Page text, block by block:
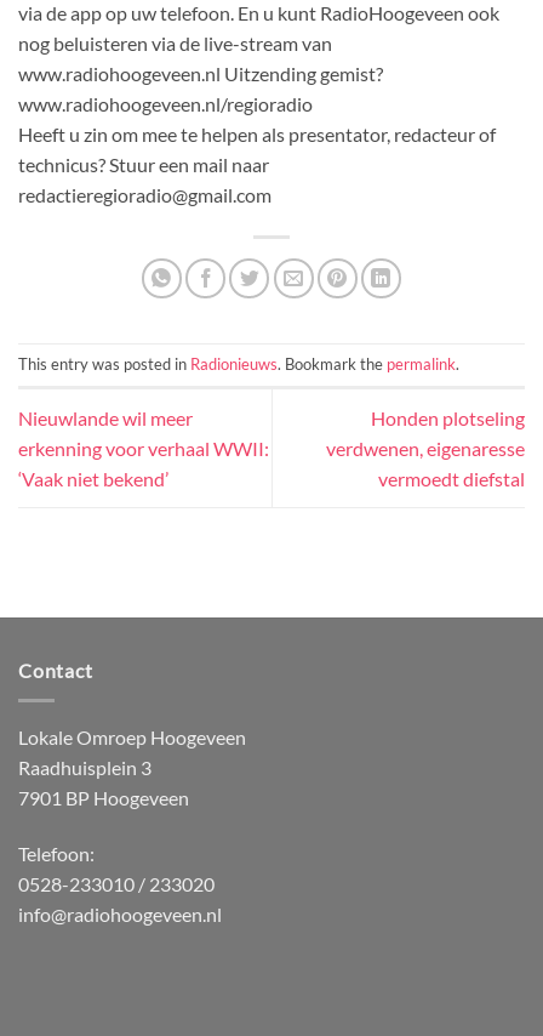
via de app op uw telefoon. En u kunt RadioHoogeveen ook
nog beluisteren via de live-stream van
www.radiohoogeveen.nl Uitzending gemist?
www.radiohoogeveen.nl/regioradio
Heeft u zin om mee te helpen als presentator, redacteur of
technicus? Stuur een mail naar
redactieregioradio@gmail.com
This entry was posted in Radionieuws. Bookmark the permalink.
Nieuwlande wil meer
erkenning voor verhaal WWII:
‘Vaak niet bekend’
Honden plotseling
verdwenen, eigenaresse
vermoedt diefstal
Contact
Lokale Omroep Hoogeveen
Raadhuisplein 3
7901 BP Hoogeveen
Telefoon:
0528-233010 / 233020
info@radiohoogeveen.nl